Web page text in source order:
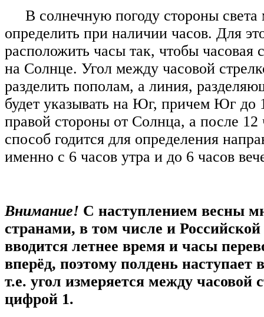
В солнечную погоду стороны света
определить при наличии часов. Для
расположить часы так, чтобы часовая
на Солнце. Угол между часовой
разделить пополам, а линия,
будет указывать на Юг, причем Юг до
правой стороны от Солнца, а после 12
способ годится для определения
именно с 6 часов утра и до 6 часов
Внимание! С наступлением весны
странами, в том числе и
вводится летнее время и часы
вперёд, поэтому полдень наступает
т.е. угол измеряется между часовой
цифрой 1.